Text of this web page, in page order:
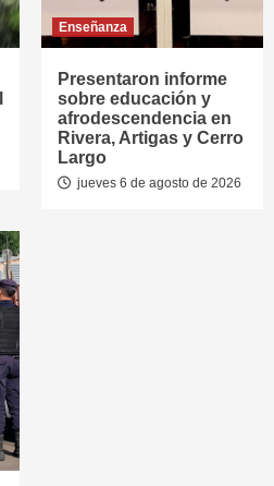
Enseñanza
Presentaron informe
sobre educación y
afrodescendencia en
Rivera, Artigas y Cerro
Largo
jueves 6 de agosto de 2026